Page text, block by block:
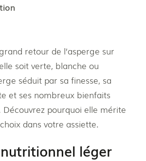
retour de l’asperge sur
soit verte, blanche ou
séduit par sa finesse, sa
et ses nombreux bienfaits
Découvrez pourquoi elle mérite
dans votre assiette.
léger